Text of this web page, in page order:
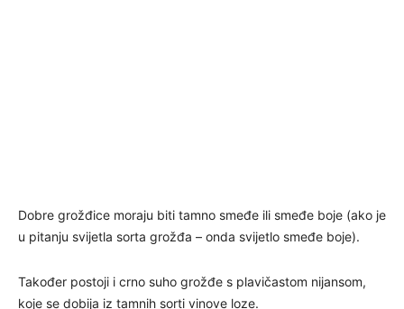
Dobre grožđice moraju biti tamno smeđe ili smeđe boje (ako je
u pitanju svijetla sorta grožđa – onda svijetlo smeđe boje).
Također postoji i crno suho grožđe s plavičastom nijansom,
koje se dobija iz tamnih sorti vinove loze.